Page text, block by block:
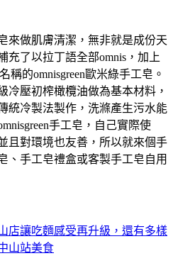
來做肌膚清潔，無非就是成份天
充了以拉丁語全部omnis，加上
稱的omnisgreen歐米綠手工皂。
冷壓初榨橄欖油做為基本材料，
統冷製法製作，洗滌產生污水能
手工皂，自己實際使
且對環境也友善，所以就來個手
、手工皂禮盒或客製手工皂自用
店讓吃麵感受再升級，還有多樣
山站美食